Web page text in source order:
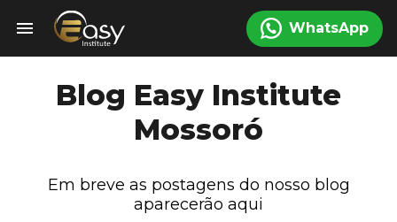
menu WhatsApp
Blog Easy Institute
Mossoró
Em breve as postagens do nosso blog
aparecerão aqui